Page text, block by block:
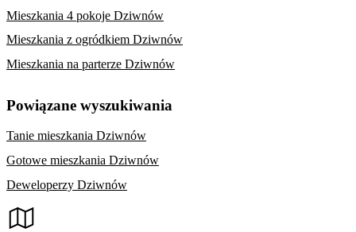
Mieszkania 4 pokoje Dziwnów
Mieszkania z ogródkiem Dziwnów
Mieszkania na parterze Dziwnów
Powiązane wyszukiwania
Tanie mieszkania Dziwnów
Gotowe mieszkania Dziwnów
Deweloperzy Dziwnów